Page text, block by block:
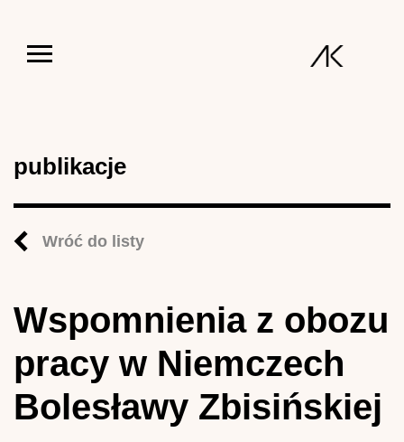
publikacje
Wróć do listy
Wspomnienia z obozu
pracy w Niemczech
Bolesławy Zbisińskiej